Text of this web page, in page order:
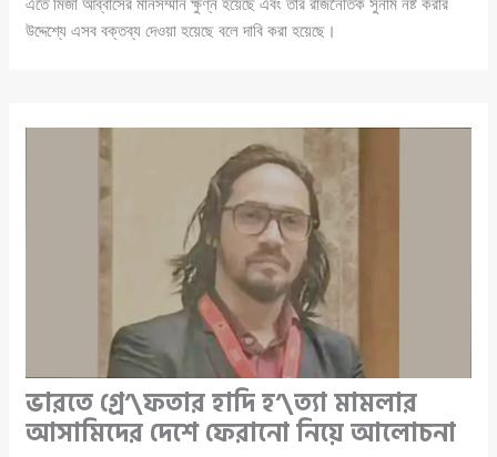
এতে মির্জা আব্বাসের মানসম্মান ক্ষুণ্ন হয়েছে এবং তার রাজনৈতিক সুনাম নষ্ট করার
উদ্দেশ্যে এসব বক্তব্য দেওয়া হয়েছে বলে দাবি করা হয়েছে।
ভারতে গ্রে’\ফতার হাদি হ’\ত্যা মামলার
আসামিদের দেশে ফেরানো নিয়ে আলোচনা